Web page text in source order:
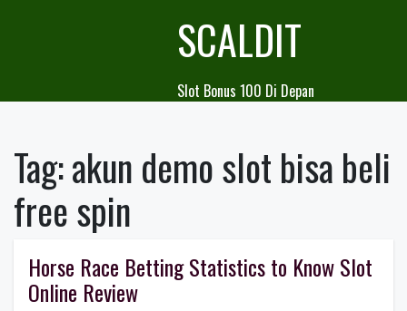
SCALDIT
Slot Bonus 100 Di Depan
Tag:akun demo slot bisa beli
free spin
Horse Race Betting Statistics to Know Slot
Online Review